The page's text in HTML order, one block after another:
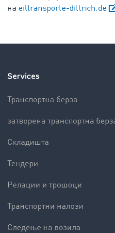
на eiltransporte-dittrich.de
Services
Транспортна берза
затворена транспортна
Складишта
Тендери
Релации и трошоци
Транспортни налози
Следење на возила